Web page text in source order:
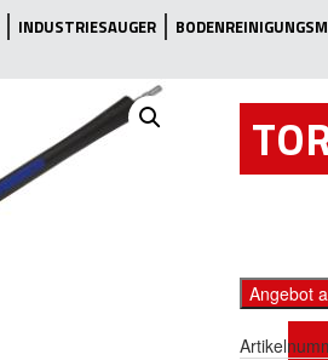
INDUSTRIESAUGER
Angebot